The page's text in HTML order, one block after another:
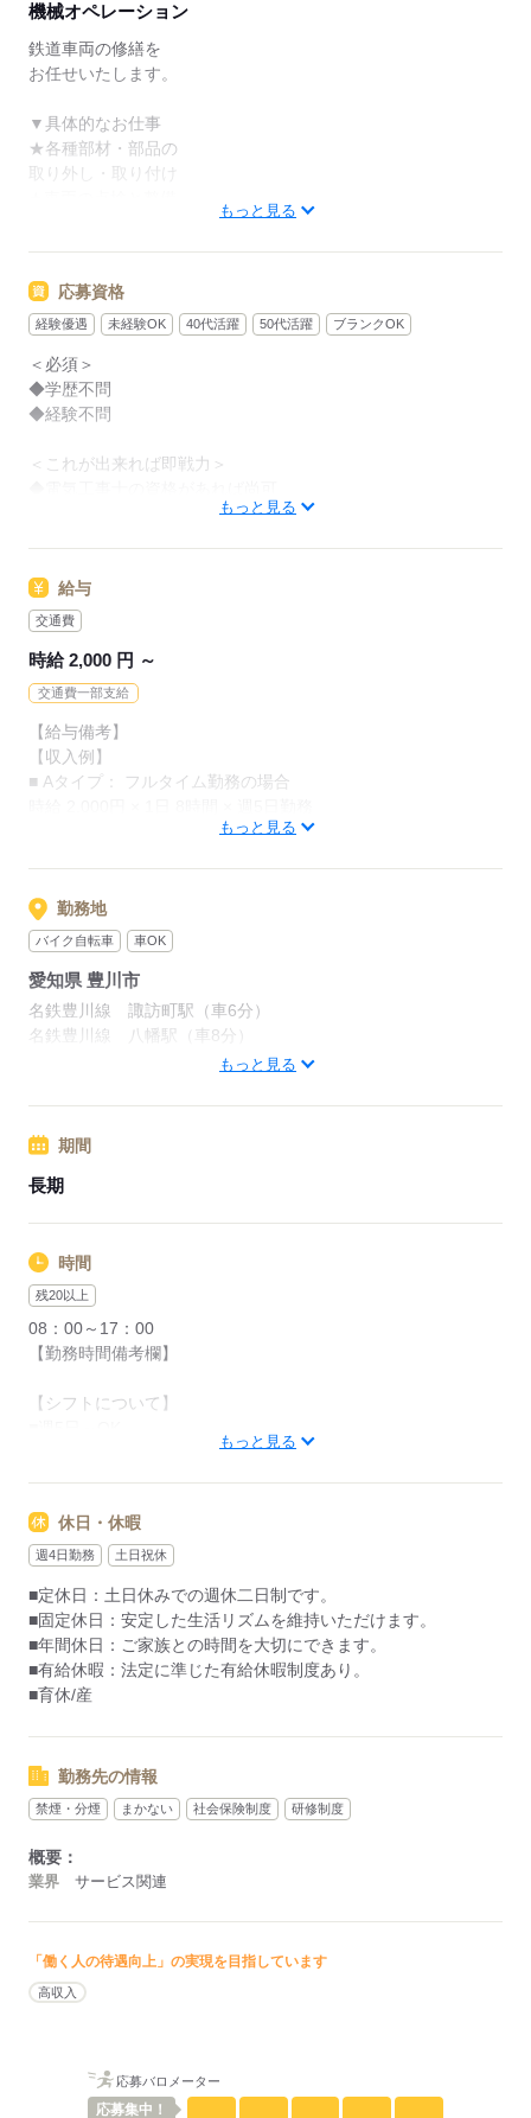
機械オペレーション
鉄道車両の修繕を
お任せいたします。
▼具体的なお仕事
★各種部材・部品の
取り外し・取り付け
熟練スタッフと共に
スキルを磨ける機会
があります。
扱い方も業務を通じ
て丁寧に教えます。
努力次第で成長可能な
安全第一でしっかり
未経験の方も安心して
始められます。
持って長く活躍したい
方をお待ちしています！
応募する
もっと見る
応募資格
経験優遇 未経験OK 40代活躍 50代活躍 ブランクOK
＜必須＞
◆学歴不問
◆経験不問
＜これが出来れば即戦力＞
◆機械メンテナンスの経験がある方歓迎
◇手先が器用で細かい作業が得意な方
◇責任感があり、チームワークを大切にする方
◇改善・発展を常に意識し、向上心を持つ方
未経験からスタートした仲間も多く、サポート体制は万全。
もっと見る
給与
交通費
時給 2,000 円 ～
交通費一部支給
【給与備考】
【収入例】
■ Aタイプ： フルタイム勤務の場合
■ Bタイプ： パートタイム勤務の場合
時給 2,000円 × 1日 4時間 × 週5日勤務
＝1日あたり 8,000円
× 月20日 ～ 22日
＝月収例 160,000円 ～ 176,000円
◆ 手当： #元となる情報より特に記載なし
稼げるチャンス、充実した休憩時間♪
毎日フルタイムで働ける方歓迎！
【交通費備考】
交通費： 一部支給
駐車場： あり
もっと見る
勤務地
バイク自転車 車OK
愛知県 豊川市
名鉄豊川線 諏訪町駅（車6分）
名鉄豊川線 八幡駅（車8分）
名鉄豊川線 稲荷口駅（車9分）
もっと見る
期間
長期
時間
残20以上
08：00～17：00
【勤務時間備考欄】
【シフトについて】
【残業について】
■残業は繁忙期を中心に発生：可能性あり。
■残業時間の設定は法定範囲内。
■なお、必要に応じて週40時間の範囲で調整可。
【シフト例】
■レギュラーシフト：8：00～17：00
午前と午後は、それぞれ2時間半ずつ
通常業務に集中し、効率よく活動。
■※シフトの流動性：相談により可能。
従業員のライフスタイルに適応すべく
勤務日数や時間の要望がある場合は、
フレキシブルで、働きやすい環境を
お電話やメールで簡単に相談可能ですので、
ご遠慮なくお問い合わせくださいませ。
もっと見る
休日・休暇
週4日勤務 土日祝休
■定休日：土日休みでの週休二日制です。
■固定休日：安定した生活リズムを維持いただけます。
■年間休日：ご家族との時間を大切にできます。
■有給休暇：法定に準じた有給休暇制度あり。
■育休/産
勤務先の情報
禁煙・分煙 まかない 社会保険制度 研修制度
概要：
業界 サービス関連
「働く人の待遇向上」の実現を目指しています
高収入
応募バロメーター
応募集中！